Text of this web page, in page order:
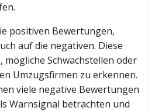
positiven Bewertungen,
auf die negativen. Diese
Schwachstellen oder
Umzugsfirmen zu erkennen.
viele negative Bewertungen
Warnsignal betrachten und